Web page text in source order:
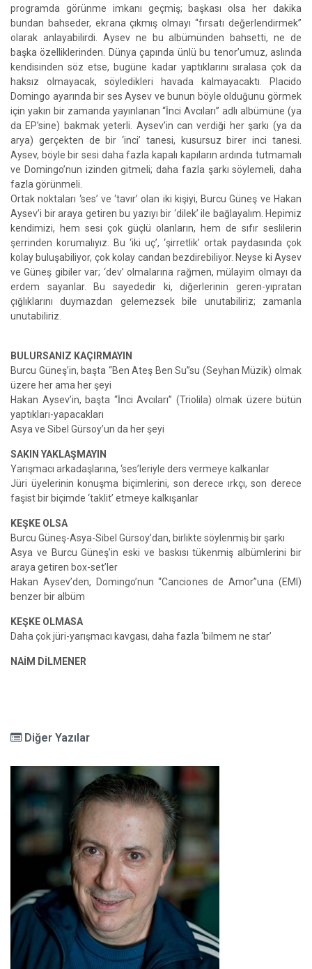
programda görünme imkanı geçmiş; başkası olsa her dakika
bundan bahseder, ekrana çıkmış olmayı “fırsatı değerlendirmek”
olarak anlayabilirdi. Aysev ne bu albümünden bahsetti, ne de
başka özelliklerinden. Dünya çapında ünlü bu tenor’umuz, aslında
kendisinden söz etse, bugüne kadar yaptıklarını sıralasa çok da
haksız olmayacak, söyledikleri havada kalmayacaktı. Placido
Domingo ayarında bir ses Aysev ve bunun böyle olduğunu görmek
için yakın bir zamanda yayınlanan “İnci Avcıları” adlı albümüne (ya
da EP’sine) bakmak yeterli. Aysev’in can verdiği her şarkı (ya da
arya) gerçekten de bir ‘inci’ tanesi, kusursuz birer inci tanesi.
Aysev, böyle bir sesi daha fazla kapalı kapıların ardında tutmamalı
ve Domingo’nun izinden gitmeli; daha fazla şarkı söylemeli, daha
fazla görünmeli.
Ortak noktaları ‘ses’ ve ‘tavır’ olan iki kişiyi, Burcu Güneş ve Hakan
Aysev’i bir araya getiren bu yazıyı bir ‘dilek’ ile bağlayalım. Hepimiz
kendimizi, hem sesi çok güçlü olanların, hem de sıfır seslilerin
şerrinden korumalıyız. Bu ‘iki uç’, ‘şirretlik’ ortak paydasında çok
kolay buluşabiliyor, çok kolay candan bezdirebiliyor. Neyse ki Aysev
ve Güneş gibiler var; ‘dev’ olmalarına rağmen, mülayim olmayı da
erdem sayanlar. Bu sayededir ki, diğerlerinin geren-yıpratan
çığlıklarını duymazdan gelemezsek bile unutabiliriz; zamanla
unutabiliriz.
BULURSANIZ KAÇIRMAYIN
Burcu Güneş’in, başta “Ben Ateş Ben Su”su (Seyhan Müzik) olmak
üzere her ama her şeyi
Hakan Aysev’in, başta “İnci Avcıları” (Triolila) olmak üzere bütün
yaptıkları-yapacakları
Asya ve Sibel Gürsoy’un da her şeyi
SAKIN YAKLAŞMAYIN
Yarışmacı arkadaşlarına, ‘ses’leriyle ders vermeye kalkanlar
Jüri üyelerinin konuşma biçimlerini, son derece ırkçı, son derece
faşist bir biçimde ‘taklit’ etmeye kalkışanlar
KEŞKE OLSA
Burcu Güneş-Asya-Sibel Gürsoy’dan, birlikte söylenmiş bir şarkı
Asya ve Burcu Güneş’in eski ve baskısı tükenmiş albümlerini bir
araya getiren box-set’ler
Hakan Aysev’den, Domingo’nun “Canciones de Amor”una (EMI)
benzer bir albüm
KEŞKE OLMASA
Daha çok jüri-yarışmacı kavgası, daha fazla ‘bilmem ne star’
NAİM DİLMENER
Diğer Yazılar